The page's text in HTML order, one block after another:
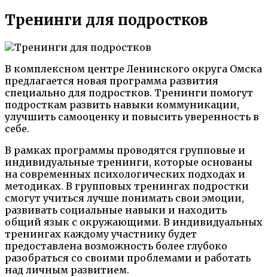
Тренинги для подростков
В комплексном центре Ленинского округа Омска
предлагается новая программа развития
специально для подростков. Тренинги помогут
подросткам развить навыки коммуникации,
улучшить самооценку и повысить уверенность в
себе.
В рамках программы проводятся групповые и
индивидуальные тренинги, которые основаны
на современных психологических подходах и
методиках. В групповых тренингах подростки
смогут учиться лучше понимать свои эмоции,
развивать социальные навыки и находить
общий язык с окружающими. В индивидуальных
тренингах каждому участнику будет
предоставлена возможность более глубоко
разобраться со своими проблемами и работать
над личным развитием.